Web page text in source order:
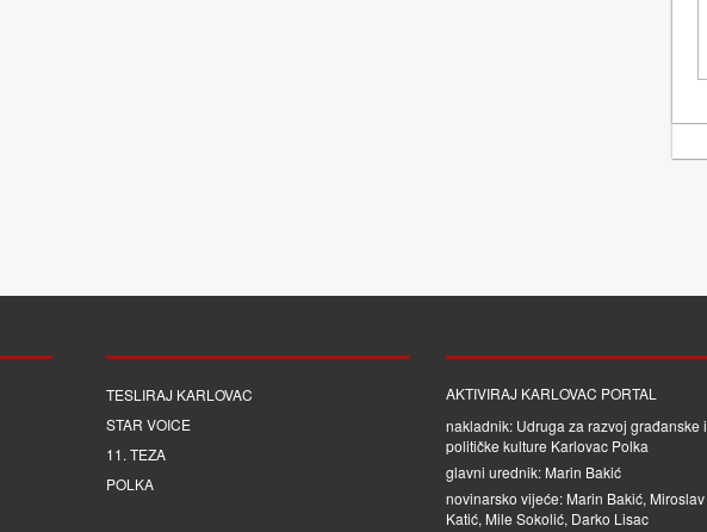
TESLIRAJ KARLOVAC
STAR VOICE
11. TEZA
POLKA
AKTIVIRAJ KARLOVAC PORTAL
nakladnik: Udruga za razvoj građanske i
političke kulture Karlovac Polka
glavni urednik: Marin Bakić
novinarsko vijeće: Marin Bakić, Miroslav
Katić, Mile Sokolić, Darko Lisac